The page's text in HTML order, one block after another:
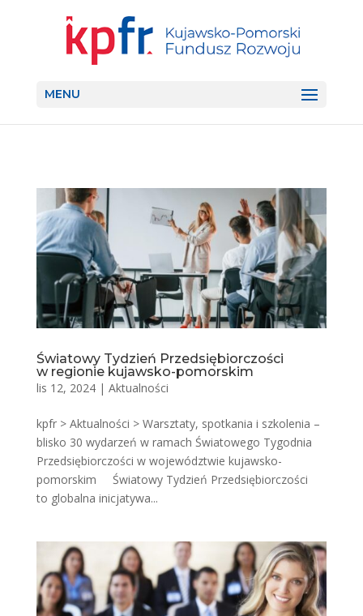
MENU
Światowy Tydzień Przedsiębiorczości
w regionie kujawsko-pomorskim
lis 12, 2024| Aktualności
kpfr > Aktualności > Warsztaty, spotkania i szkolenia –
blisko 30 wydarzeń w ramach Światowego Tygodnia
Przedsiębiorczości w województwie kujawsko-
pomorskim Światowy Tydzień Przedsiębiorczości
to globalna inicjatywa...